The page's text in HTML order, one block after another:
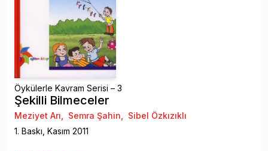
Öykülerle Kavram Serisi – 3
Şekilli Bilmeceler
Meziyet Arı Semra Şahin
Sibel Özkızıklı
1. Baskı, Kasım 2011